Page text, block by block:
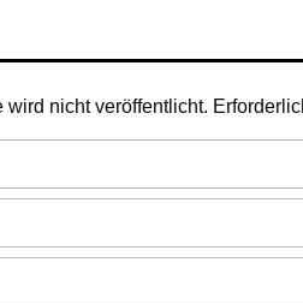
wird nicht veröffentlicht.